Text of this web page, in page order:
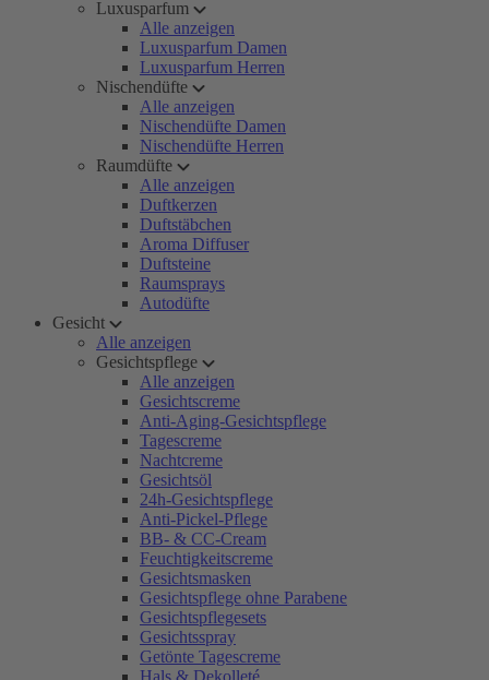
Luxusparfum
Alle anzeigen
Luxusparfum Damen
Luxusparfum Herren
Nischendüfte
Alle anzeigen
Nischendüfte Damen
Nischendüfte Herren
Raumdüfte
Alle anzeigen
Duftkerzen
Duftstäbchen
Aroma Diffuser
Duftsteine
Raumsprays
Autodüfte
Gesicht
Alle anzeigen
Gesichtspflege
Alle anzeigen
Gesichtscreme
Anti-Aging-Gesichtspflege
Tagescreme
Nachtcreme
Gesichtsöl
24h-Gesichtspflege
Anti-Pickel-Pflege
BB- & CC-Cream
Feuchtigkeitscreme
Gesichtsmasken
Gesichtspflege ohne Parabene
Gesichtspflegesets
Gesichtsspray
Getönte Tagescreme
Hals & Dekolleté